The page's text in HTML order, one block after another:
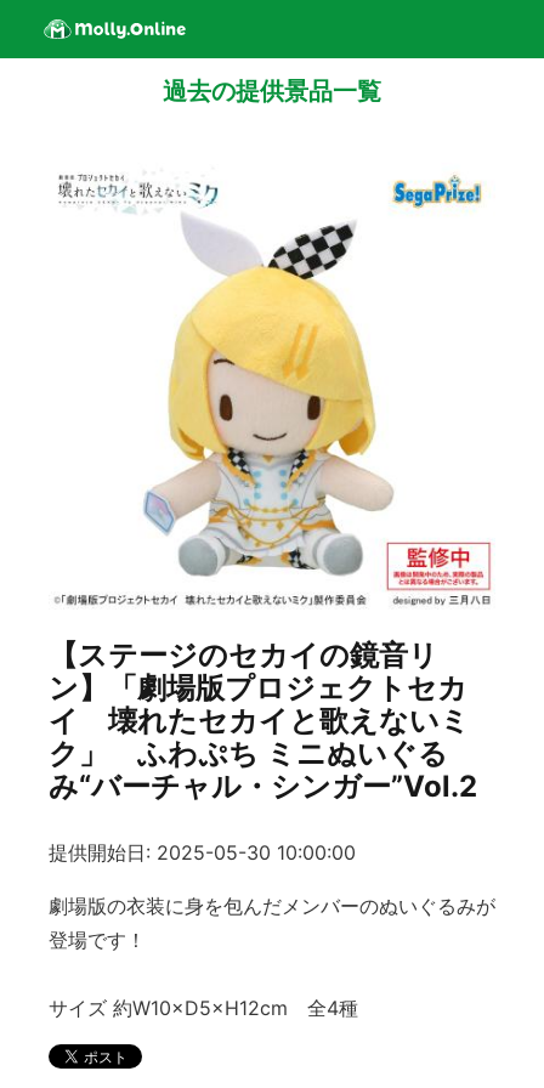
過去の提供景品一覧
【ステージのセカイの鏡音リ
ン】「劇場版プロジェクトセカ
イ 壊れたセカイと歌えないミ
ク」 ふわぷち ミニぬいぐる
み“バーチャル・シンガー”Vol.2
提供開始日: 2025-05-30 10:00:00
劇場版の衣装に身を包んだメンバーのぬいぐるみが
登場です！
サイズ 約W10×D5×H12cm 全4種